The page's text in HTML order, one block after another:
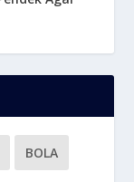
BOLA